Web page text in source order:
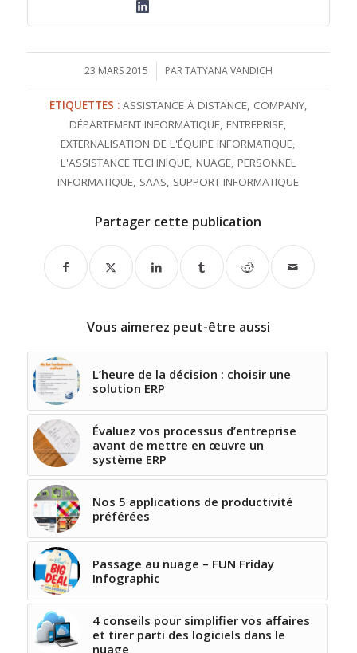
23 MARS 2015
/ PARTATYANA VANDICH
ETIQUETTES : ASSISTANCE À DISTANCE, COMPANY,
DÉPARTEMENT INFORMATIQUE,ENTREPRISE,
EXTERNALISATION DE L'ÉQUIPE INFORMATIQUE,
L'ASSISTANCE TECHNIQUE, NUAGE, PERSONNEL
INFORMATIQUE, SAAS, SUPPORT INFORMATIQUE
Partager cette publication
Vous aimerez peut-être aussi
L’heure de la décision : choisir une
solution ERP
Évaluez vos processus d’entreprise
avant de mettre en œuvre un
système ERP
Nos 5 applications de productivité
préférées
Passage au nuage – FUN Friday
Infographic
4 conseils pour simplifier vos affaires
et tirer parti des logiciels dans le
nuage